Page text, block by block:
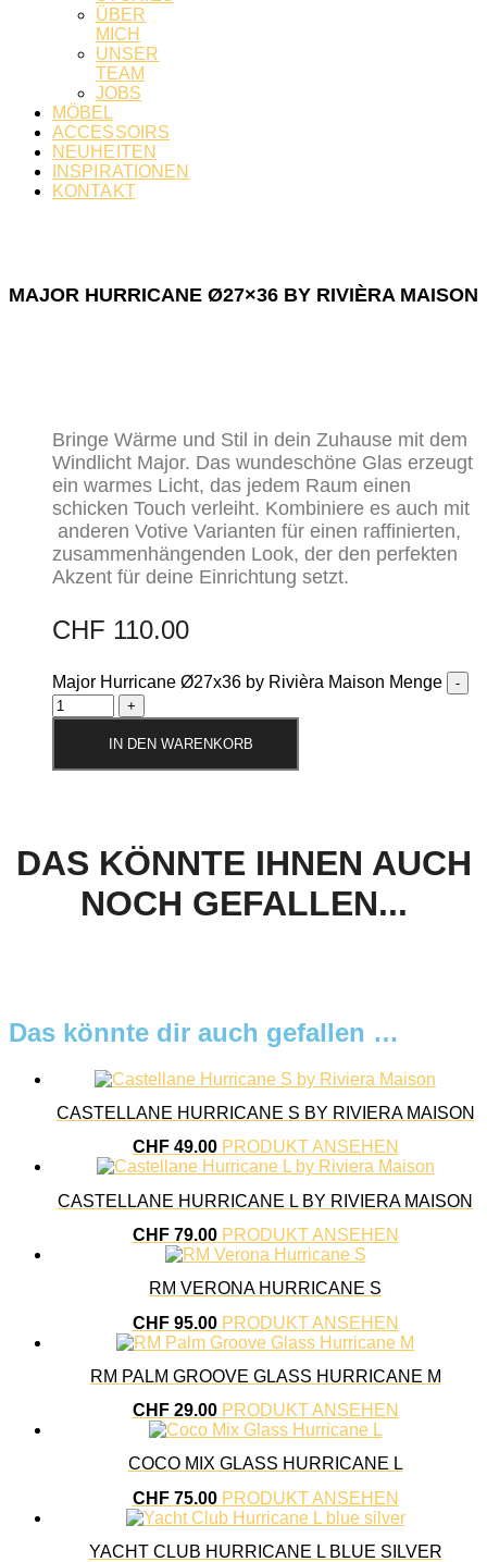
ÜBER
MICH
UNSER
TEAM
JOBS
MÖBEL
ACCESSOIRS
NEUHEITEN
INSPIRATIONEN
KONTAKT
MAJOR HURRICANE Ø27×36 BY RIVIÈRA MAISON
Bringe Wärme und Stil in dein Zuhause mit dem
Windlicht Major. Das wundeschöne Glas erzeugt
ein warmes Licht, das jedem Raum einen
schicken Touch verleiht. Kombiniere es auch mit
anderen Votive Varianten für einen raffinierten,
zusammenhängenden Look, der den perfekten
Akzent für deine Einrichtung setzt.
CHF 110.00
Major Hurricane Ø27x36 by Rivièra Maison Menge
IN DEN WARENKORB
DAS KÖNNTE IHNEN AUCH
NOCH GEFALLEN...
Das könnte dir auch gefallen …
CASTELLANE HURRICANE S BY RIVIERA MAISON
CHF49.00 PRODUKT ANSEHEN
CASTELLANE HURRICANE L BY RIVIERA MAISON
CHF79.00 PRODUKT ANSEHEN
RM VERONA HURRICANE S
CHF95.00 PRODUKT ANSEHEN
RM PALM GROOVE GLASS HURRICANE M
CHF29.00 PRODUKT ANSEHEN
COCO MIX GLASS HURRICANE L
CHF75.00 PRODUKT ANSEHEN
YACHT CLUB HURRICANE L BLUE SILVER